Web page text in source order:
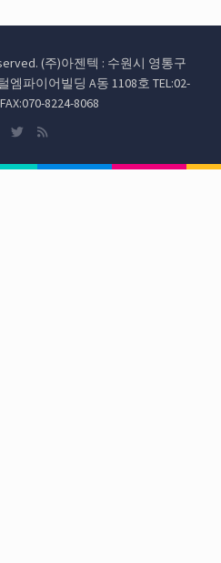
(주)아젠텍 : 수원시 영통구
엠파이어빌딩 A동 1108호 TEL:02-
8224-8068